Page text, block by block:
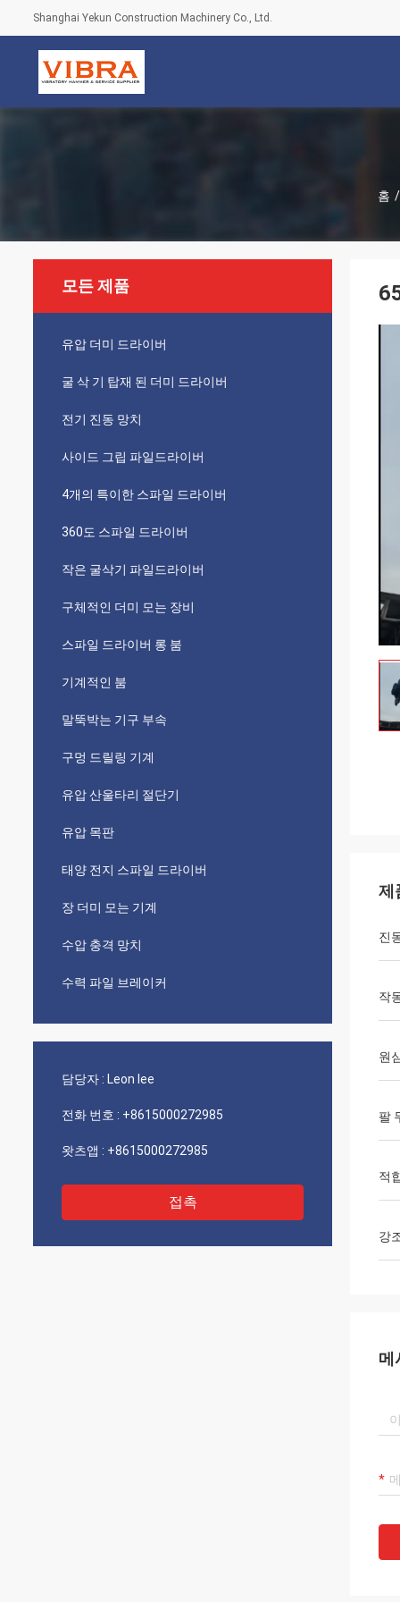
Shanghai Yekun Construction Machinery Co., Ltd.
홈 /
모든 제품
유압 더미 드라이버
굴 삭 기 탑재 된 더미 드라이버
전기 진동 망치
사이드 그립 파일드라이버
4개의 특이한 스파일 드라이버
360도 스파일 드라이버
작은 굴삭기 파일드라이버
구체적인 더미 모는 장비
스파일 드라이버 롱 붐
기계적인 붐
말뚝박는 기구 부속
구멍 드릴링 기계
유압 산울타리 절단기
유압 목판
태양 전지 스파일 드라이버
장 더미 모는 기계
수압 충격 망치
수력 파일 브레이커
담당자 : Leon lee
전화 번호 : +8615000272985
왓츠앱 : +8615000272985
접촉
제
진
작
원
팔
적
강
메